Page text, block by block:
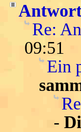
Re:
09:51
Ein
-